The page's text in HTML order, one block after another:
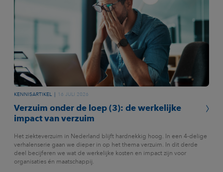
KENNISARTIKEL 16 JULI 2026
Verzuim onder de loep (3): de werkelijke
impact van verzuim
Het ziekteverzuim in Nederland blijft hardnekkig hoog. In een 4-delige
verhalenserie gaan we dieper in op het thema verzuim. In dit derde
deel becijferen we wat de werkelijke kosten en impact zijn voor
organisaties én maatschappij.